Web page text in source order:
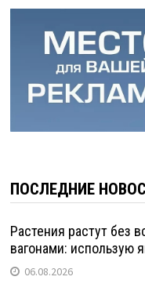
ПОСЛЕДНИЕ
Растения растут без
вагонами: использую
06.08.2026